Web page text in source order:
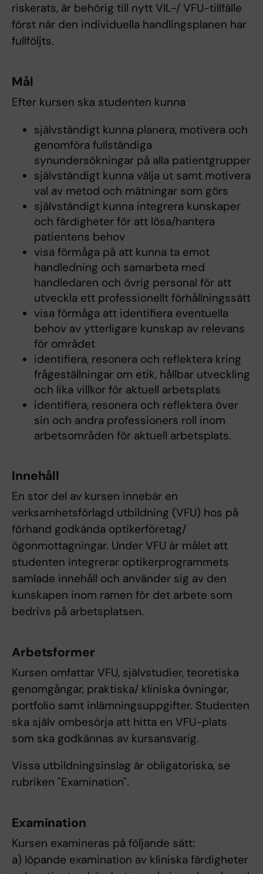
riskerats, är behörig till nytt VIL-/ VFU-tillfälle
först när den individuella handlingsplanen har
fullföljts.
Mål
Efter kursen ska studenten kunna
självständigt kunna planera, motivera och
genomföra fullständiga
synundersökningar på alla patientgrupper
självständigt kunna välja ut samt motivera
val av metod och mätningar som görs
självständigt kunna integrera kunskaper
och färdigheter för att lösa/hantera
patientens behov
visa förmåga på att kunna ta emot
handledning och samarbeta med
handledaren och övrig personal för att
utveckla ett professionellt förhållningssätt
visa förmåga att identifiera eventuella
behov av ytterligare kunskap av relevans
för området
identifiera, resonera och reflektera kring
frågeställningar om etik, hållbar utveckling
och lika villkor för aktuell arbetsplats
identifiera, resonera och reflektera över
sin och andra professioners roll inom
arbetsområden för aktuell arbetsplats.
Innehåll
En stor del av kursen innebär en
verksamhetsförlagd utbildning (VFU) hos på
förhand godkända optikerföretag/
ögonmottagningar. Under VFU är målet att
studenten integrerar optikerprogrammets
samlade innehåll och använder sig av den
kunskapen inom ramen för det arbete som
bedrivs på arbetsplatsen.
Arbetsformer
Kursen omfattar VFU, självstudier, teoretiska
genomgångar, praktiska/ kliniska övningar,
portfolio samt inlämningsuppgifter. Studenten
ska själv ombesörja att hitta en VFU-plats
som ska godkännas av kursansvarig.
Vissa utbildningsinslag är obligatoriska, se
rubriken "Examination".
Examination
Kursen examineras på följande sätt:
a) löpande examination av kliniska färdigheter